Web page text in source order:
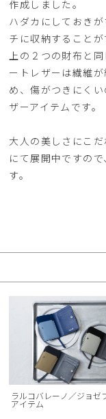
作成しました。
ハダカにしておき
チに収納することが
上の２つの財布と
ートレザーは繊維
め、傷がつきにく
ザーアイテムです。
大人の美しさにこ
にて展開中ですの
す。
ラルコバレーノ／ジョゼ
アイテム